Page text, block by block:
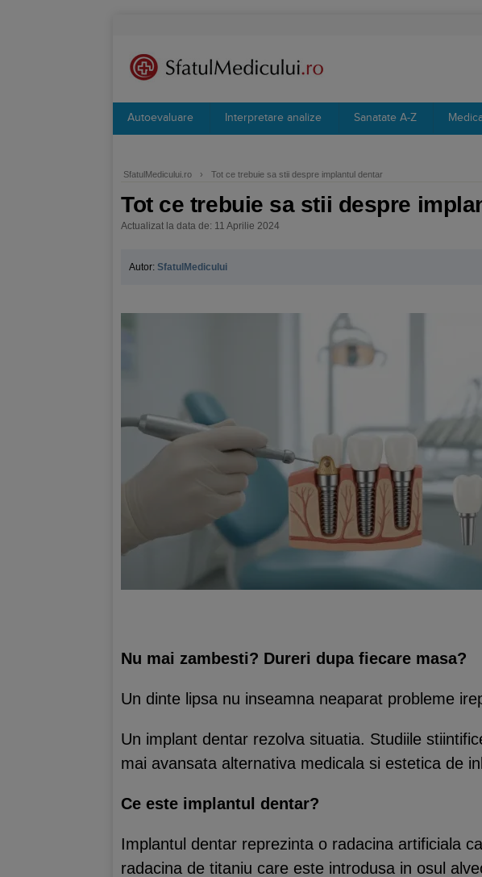
Autoevaluare Interpretare analize Sanatate A-Z
SfatulMedicului.ro › Tot ce trebuie sa stii despre implantul dentar
Tot ce trebuie sa stii despre
Actualizat la data de: 11 Aprilie 2024
Autor: SfatulMedicului
Nu mai zambesti? Dureri dupa fiecare masa?
Un dinte lipsa nu inseamna neaparat probleme
Un implant dentar rezolva situatia. Studiile
mai avansata alternativa medicala si estetica de
Ce este implantul dentar?
Implantul dentar reprezinta o radacina artificiala
radacina de titaniu care este introdusa in osul